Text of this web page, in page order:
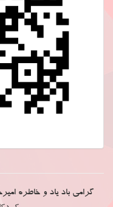
گرامی باد یاد و خاطره